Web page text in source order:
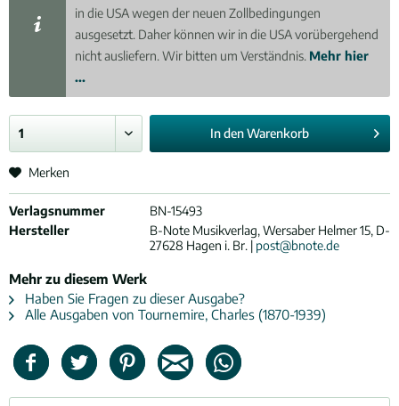
in die USA wegen der neuen Zollbedingungen
ausgesetzt. Daher können wir in die USA vorübergehend
nicht ausliefern. Wir bitten um Verständnis. Mehr hier
...
In denWarenkorb
Merken
Verlagsnummer
BN-15493
Hersteller
B-Note Musikverlag, Wersaber Helmer 15, D-
27628 Hagen i. Br. | post@bnote.de
Mehr zu diesem Werk
Haben Sie Fragen zu dieser Ausgabe?
Alle Ausgaben von Tournemire, Charles (1870-1939)